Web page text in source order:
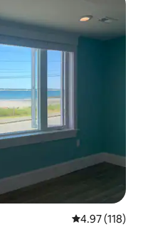
レビュー118
4.97 (118)